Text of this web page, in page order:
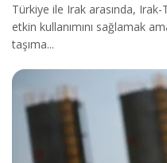
Türkiye ile Irak arasında,
etkin kullanımını sağlamak
taşıma...